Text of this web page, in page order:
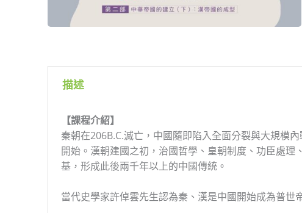
描述
【課程介紹】
秦朝在206B.C.滅亡，中國隨即陷入全面分裂與大規模
開始。漢朝建國之初，治國哲學、皇朝制度、功臣處
基，形成此後兩千年以上的中國傳統。
當代史學家許倬雲先生認為秦、漢是中國開始成為普世